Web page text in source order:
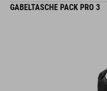
GABELTASCHE PACK PRO 3